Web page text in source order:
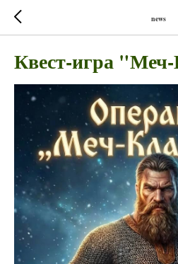
news
Квест-игра